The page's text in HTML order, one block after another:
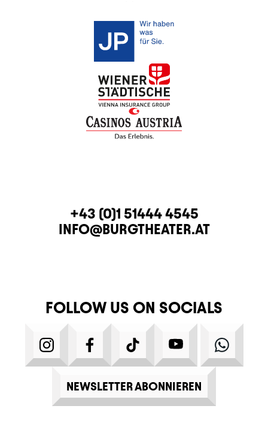
CONTACTTELEPHONE
+43 (0)1 51444 4545
E-MAIL
INFO@BURGTHEATER.AT
FOLLOW US ON SOCIALS
INSTAGRAMFACEBOOKTIKTOK YOUTUBE
NEWSLETTER ABONNIEREN